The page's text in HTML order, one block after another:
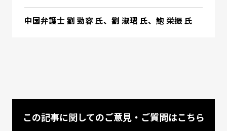
中国弁護士 劉 勁容 氏、劉 淑珺 氏、鮑 栄振 氏
この記事に関してのご意見・ご質問はこちら